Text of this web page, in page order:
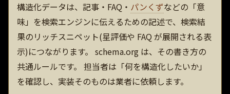
構造化データは、記事・FAQ・ パンくずなどの「意
味」を検索エンジンに伝えるための記述で、検索結
果のリッチスニペット(星評価や FAQ が展開される表
示)につながります。 schema.org は、その書き方の
共通ルールです。 担当者は「何を構造化したいか」
を確認し、実装そのものは業者に依頼します。